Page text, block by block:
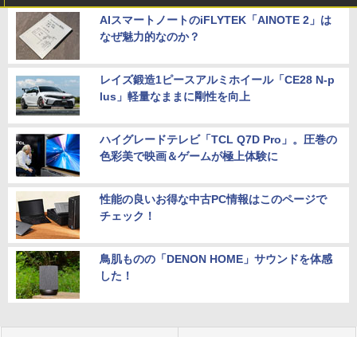
AIスマートノートのiFLYTEK「AINOTE 2」は
なぜ魅力的なのか？
レイズ鍛造1ピースアルミホイール「CE28 N-p
lus」軽量なままに剛性を向上
ハイグレードテレビ「TCL Q7D Pro」。圧巻の
色彩美で映画＆ゲームが極上体験に
性能の良いお得な中古PC情報はこのページで
チェック！
鳥肌ものの「DENON HOME」サウンドを体感
した！